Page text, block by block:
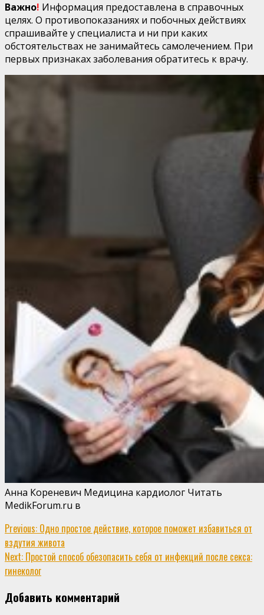
Важно! Информация предоставлена в справочных
целях. О противопоказаниях и побочных действиях
спрашивайте у специалиста и ни при каких
обстоятельствах не занимайтесь самолечением. При
первых признаках заболевания обратитесь к врачу.
Анна Кореневич Медицина кардиолог Читать
MedikForum.ru в
Continue
Reading
Previous: Одно простое действие, которое поможет избавиться от
вздутия живота
Next: Простой способ обезопасить себя от инфекций после секса:
гинеколог
Добавить комментарий